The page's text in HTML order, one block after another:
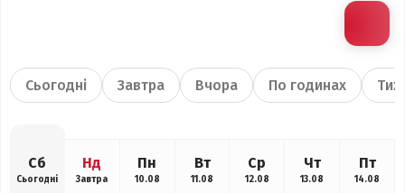
Сьогодні Завтра Вчора По годинах
Сб
Сьогодні
Нд
Завтра
Пн
10.08
Вт
11.08
Ср
12.08
Чт
13.08
Пт
14.08